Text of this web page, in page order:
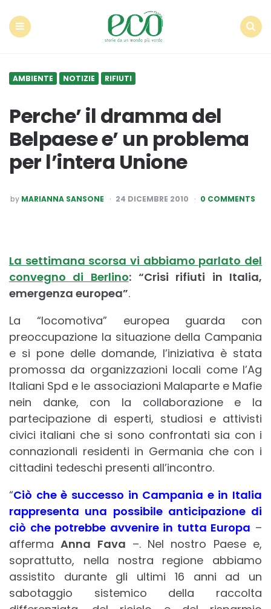
AMBIENTE NOTIZIE RIFIUTI
Perche’ il dramma del
Belpaese e’ un problema
per l’intera Unione
POSTED
BY
by MARIANNA SANSONE 24 DICEMBRE 2010 0 COMMENTS
La settimana scorsa vi abbiamo parlato del
convegno di Berlino: “Crisi rifiuti in Italia,
emergenza europea”.
La “locomotiva” europea guarda con
preoccupazione la situazione della Campania
e si pone delle domande, l’iniziativa è stata
promossa da organizzazioni locali come l’Ag
Italiani Spd e le associazioni Malaparte e Mafie
nein danke, con la collaborazione e la
partecipazione di esperti, studiosi e attivisti
civici italiani che si sono confrontati sia con i
connazionali residenti in Germania che con i
cittadini tedeschi presenti all’incontro.
“Ciò che è successo in Campania e in Italia
rappresenta una possibile anticipazione di
ciò che potrebbe avvenire in tutta Europa –
affermaAnna Fava –. Nel nostro Paese e,
soprattutto, nella nostra regione abbiamo
assistito durante gli ultimi 16 anni ad un
sabotaggio sistemico della raccolta